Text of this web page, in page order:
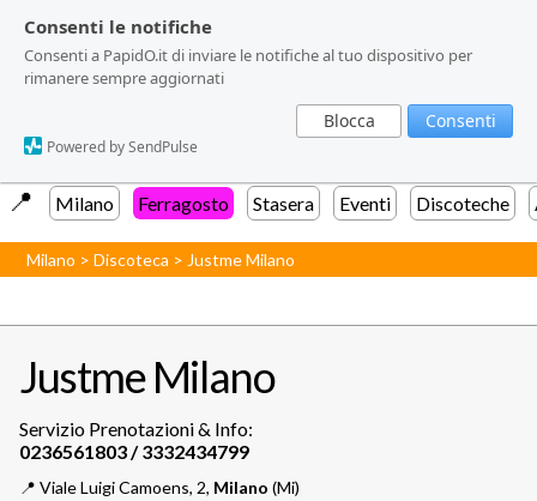
Consenti le notifiche
Consenti a PapidO.it di inviare le notifiche al tuo dispositivo per
rimanere sempre aggiornati
Blocca Consenti
Powered by SendPulse
Consenti le notifiche
Consenti a PapidO.it di inviare le notifiche al tuo dispositivo per
rimanere sempre aggiornati
Blocca Consenti
Powered by SendPulse
📍️ Milano Ferragosto Stasera Eventi Discoteche
Milano >Discoteca > Justme Milano
Justme Milano
Servizio Prenotazioni & Info:
📍️ Viale Luigi Camoens, 2, Milano (Mi)